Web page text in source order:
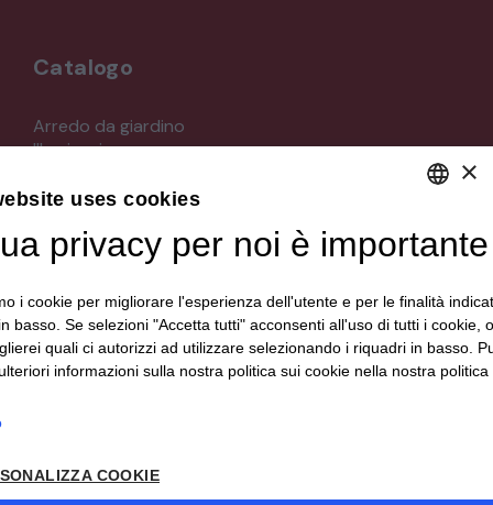
Catalogo
Arredo da giardino
Illuminazione
Mobili
Orologeria
Quadri stampe
Strumenti musicali e accessori
Tappeti e tessuti
Veicoli d'epoca
DEFAULT LANGUAGE
ITALIAN
×
uses cookies
privacy per noi è importante
i cookie per migliorare l'esperienza dell'utente e per le finalità
basso. Se selezioni "Accetta tutti" acconsenti all'uso di tutti i cookie,
quali ci autorizzi ad utilizzare selezionando i riquadri in basso.
informazioni sulla nostra politica sui cookie nella nostra politica
COOKIE